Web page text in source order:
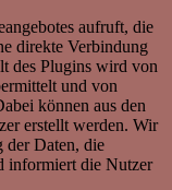
aufruft, die
direkte Verbindung
des Plugins wird von
und von
können aus den
erstellt werden. Wir
der Daten, die
informiert die Nutzer